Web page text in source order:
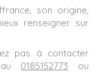
son origine,
renseigner sur
pas à contacter
0185152773 ou